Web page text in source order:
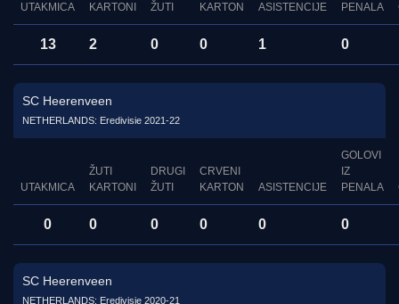
UTAKMICA
KARTONI
ŽUTI
KARTON
ASISTENCIJE
PENALA
13 2 0 0 1 0
SC Heerenveen
NETHERLANDS: Eredivisie 2021-22
UTAKMICA
ŽUTI
KARTONI
DRUGI
ŽUTI
CRVENI
KARTON
ASISTENCIJE
GOLOVI
IZ
PENALA
0 0 0 0 0 0
SC Heerenveen
NETHERLANDS: Eredivisie 2020-21